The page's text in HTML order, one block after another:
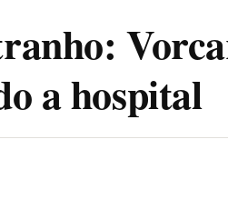
a hospital